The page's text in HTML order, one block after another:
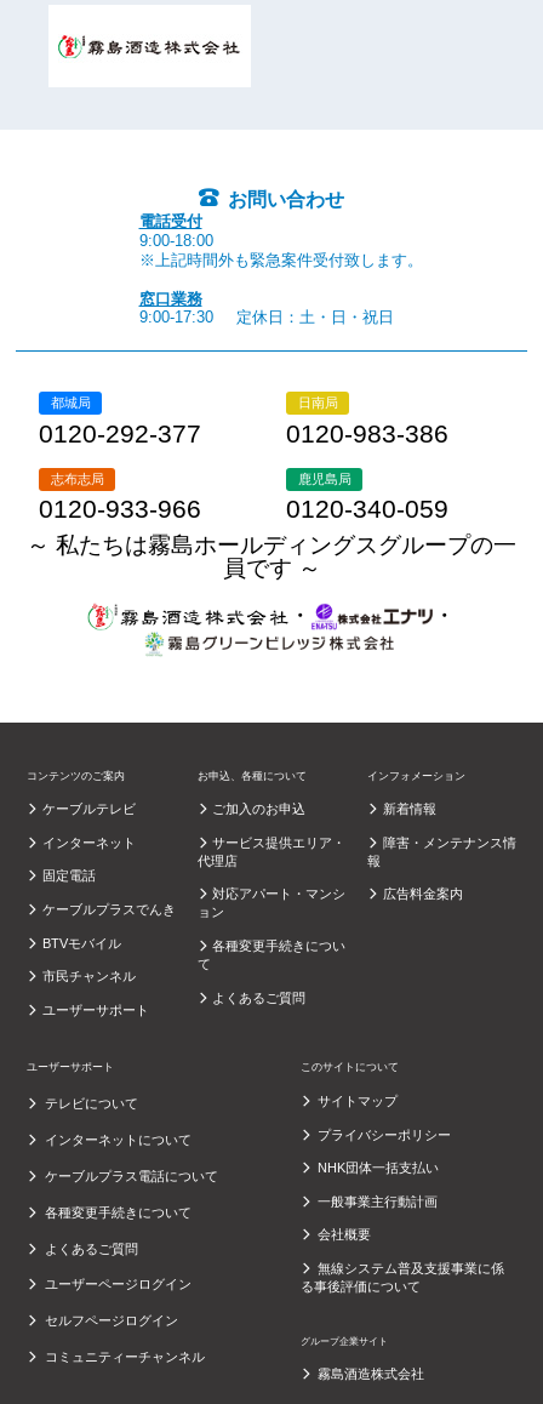
お問い合わせ
電話受付
9:00-18:00
※上記時間外も緊急案件受付致します。
窓口業務
9:00-17:30
定休日：土・日・祝日
都城局
0120-292-377
日南局
0120-983-386
志布志局
0120-933-966
鹿児島局
0120-340-059
～ 私たちは霧島ホールディングスグループの一
員です ～
・
・
コンテンツのご案内
ケーブルテレビ
インターネット
固定電話
ケーブルプラスでんき
BTVモバイル
市民チャンネル
ユーザーサポート
お申込、各種について
ご加入のお申込
サービス提供エリア・
代理店
対応アパート・マンシ
ョン
各種変更手続きについ
て
よくあるご質問
インフォメーション
新着情報
障害・メンテナンス情
報
広告料金案内
ユーザーサポート
テレビについて
インターネットについて
ケーブルプラス電話について
各種変更手続きについて
よくあるご質問
ユーザーページログイン
セルフページログイン
コミュニティーチャンネル
このサイトについて
サイトマップ
プライバシーポリシー
NHK団体一括支払い
一般事業主行動計画
会社概要
無線システム普及支援事業に係
る事後評価について
グループ企業サイト
霧島酒造株式会社